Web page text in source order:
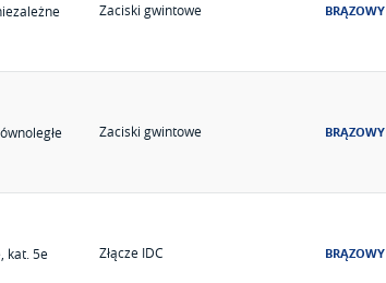
Zaciski gwintowe BRĄZOWY
Zaciski gwintowe BRĄZOWY
kat. 5e
Złącze IDC BRĄZOWY